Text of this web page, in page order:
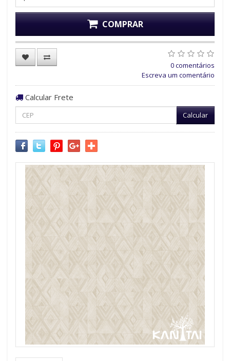
COMPRAR
0 comentários
Escreva um comentário
Calcular Frete
Calcular